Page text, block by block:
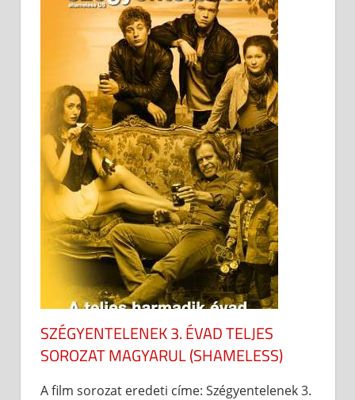
SZÉGYENTELENEK 3. ÉVAD TELJES
SOROZAT MAGYARUL (SHAMELESS)
A film sorozat eredeti címe: Szégyentelenek 3.